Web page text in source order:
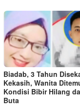
Biadab, 3 Tahun
Kekasih, Wanita
Kondisi Bibir Hilang
Buta